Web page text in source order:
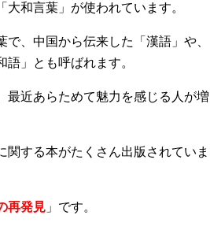
大和言葉」が使われています。
、中国から伝来した「漢語」や、
」とも呼ばれます。
最近あらためて魅力を感じる人が増
する本がたくさん出版されていま
再発見 」です。